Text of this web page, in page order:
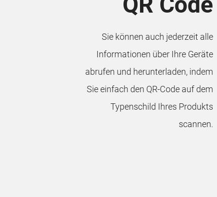
Sie können auch jederzeit alle
Informationen über Ihre Geräte
abrufen und herunterladen, indem
Sie einfach den QR-Code auf dem
Typenschild Ihres Produkts
scannen.